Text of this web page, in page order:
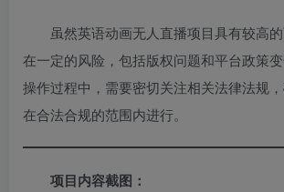
虽然英语动画无人直播项目具有较高
在一定的风险，包括版权问题和平台政策
操作过程中，需要密切关注相关法律法规
在合法合规的范围内进行。
项目内容截图：